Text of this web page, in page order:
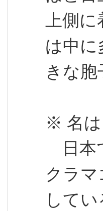
上側
は中に
きな
※ 名は
日本
クラマ
してい